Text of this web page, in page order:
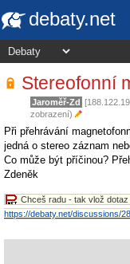
debaty.net
Stereofonní
Jaroměř-Zd
zobrazení)
Při přehrávání
jedná o stereo záznam
Co může být příčinou?
Zdeněk
Chceš radu - tak vlož dotaz
https://debaty.net/discussions/